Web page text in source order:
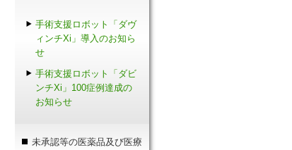
手術支援ロボット「ダヴ
ィンチXi」導入のお知ら
せ
手術支援ロボット「ダビ
ンチXi」100症例達成の
お知らせ
未承認等の医薬品及び医療